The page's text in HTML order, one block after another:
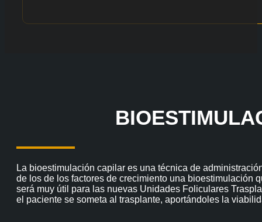
La bioestimulación capilar es una técnica de
de los de los factores de crecimiento una bioestimulación
será muy útil para las nuevas Unidades Foliculares
el paciente se someta al trasplante, aportándoles la